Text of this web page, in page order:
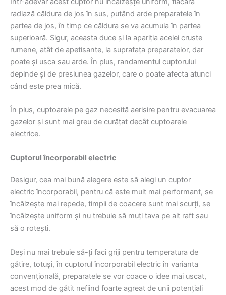
radiază căldura de jos în sus, putând arde preparatele în
partea de jos, în timp ce căldura se va acumula în partea
superioară. Sigur, aceasta duce și la apariția acelei cruste
rumene, atât de apetisante, la suprafața preparatelor, dar
poate și usca sau arde. În plus, randamentul cuptorului
depinde și de presiunea gazelor, care o poate afecta atunci
când este prea mică.
În plus, cuptoarele pe gaz necesită aerisire pentru evacuarea
gazelor și sunt mai greu de curățat decât cuptoarele
electrice.
Cuptorul încorporabil electric
Desigur, cea mai bună alegere este să alegi un cuptor
electric încorporabil, pentru că este mult mai performant, se
încălzește mai repede, timpii de coacere sunt mai scurți, se
încălzește uniform și nu trebuie să muți tava pe alt raft sau
să o rotești.
Deși nu mai trebuie să-ți faci griji pentru temperatura de
gătire, totuși, în cuptorul încorporabil electric în varianta
convențională, preparatele se vor coace o idee mai uscat,
acest mod de gătit nefiind foarte agreat de unii potențiali